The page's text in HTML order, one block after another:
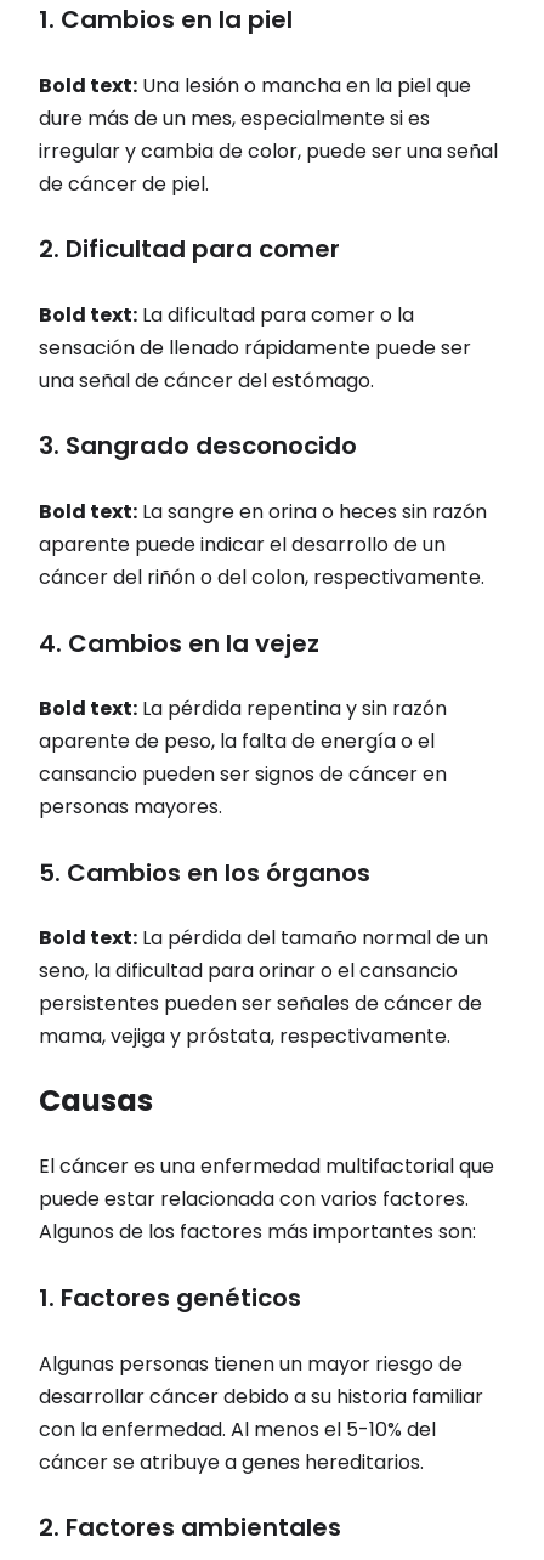
1. Cambios en la piel
Bold text: Una lesión o mancha en la piel que
dure más de un mes, especialmente si es
irregular y cambia de color, puede ser una señal
de cáncer de piel.
2. Dificultad para comer
Bold text: La dificultad para comer o la
sensación de llenado rápidamente puede ser
una señal de cáncer del estómago.
3. Sangrado desconocido
Bold text: La sangre en orina o heces sin razón
aparente puede indicar el desarrollo de un
cáncer del riñón o del colon, respectivamente.
4. Cambios en la vejez
Bold text: La pérdida repentina y sin razón
aparente de peso, la falta de energía o el
cansancio pueden ser signos de cáncer en
personas mayores.
5. Cambios en los órganos
Bold text: La pérdida del tamaño normal de un
seno, la dificultad para orinar o el cansancio
persistentes pueden ser señales de cáncer de
mama, vejiga y próstata, respectivamente.
Causas
El cáncer es una enfermedad multifactorial que
puede estar relacionada con varios factores.
Algunos de los factores más importantes son:
1. Factores genéticos
Algunas personas tienen un mayor riesgo de
desarrollar cáncer debido a su historia familiar
con la enfermedad. Al menos el 5-10% del
cáncer se atribuye a genes hereditarios.
2. Factores ambientales